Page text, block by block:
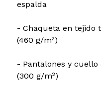
espalda
- Chaqueta en tejido
(460 g/m²)
- Pantalones y cuello
(300 g/m²)